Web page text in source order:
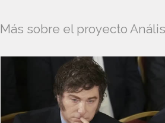
Más sobre el proyecto